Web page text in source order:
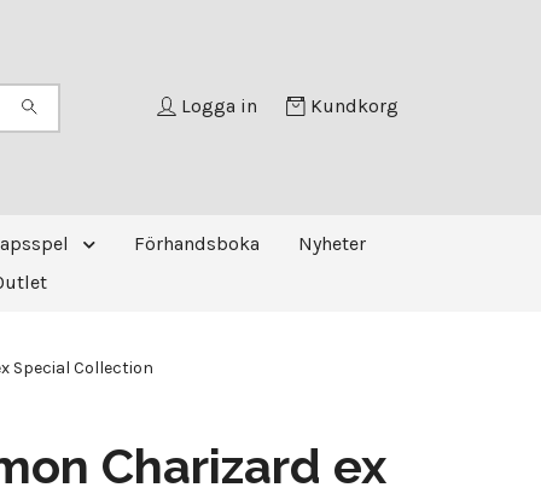
Logga in Kundkorg
Förhandsboka
Nyheter
Special Collection
Charizard ex